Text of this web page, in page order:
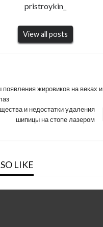
pristroykin_
View all posts
появления жировиков на веках и
и недостатки удаления
шипицы на стопе лазером
LIKE